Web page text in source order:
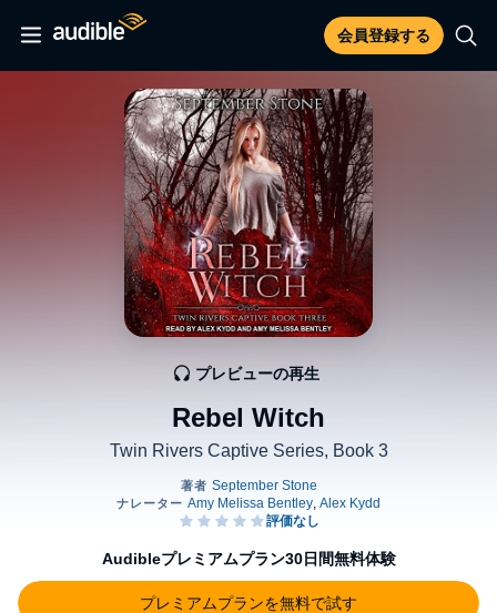
会員登録する
Rebel Witch
Twin Rivers Captive Series, Book 3
プレビューの再生
Audibleプレミアムプラン30日間無料体験
プレミアムプランを無料で試す